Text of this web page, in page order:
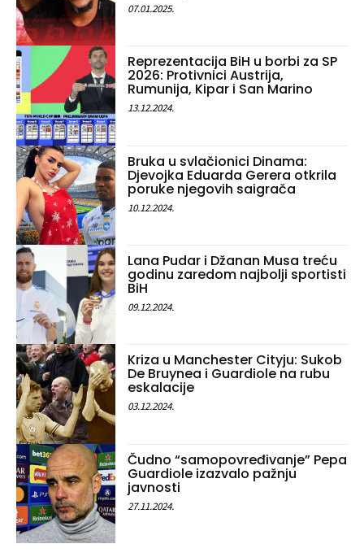
07.01.2025.
Reprezentacija BiH u borbi za SP
2026: Protivnici Austrija,
Rumunija, Kipar i San Marino
13.12.2024.
Bruka u svlačionici Dinama:
Djevojka Eduarda Gerera otkrila
poruke njegovih saigrača
10.12.2024.
Lana Pudar i Džanan Musa treću
godinu zaredom najbolji sportisti
BiH
09.12.2024.
Kriza u Manchester Cityju: Sukob
De Bruynea i Guardiole na rubu
eskalacije
03.12.2024.
Čudno “samopovređivanje” Pepa
Guardiole izazvalo pažnju
javnosti
27.11.2024.